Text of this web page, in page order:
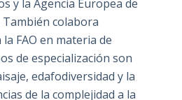
y la Agencia Europea de
colabora
FAO en materia de
de especialización son
edafodiversidad y la
de la complejidad a la